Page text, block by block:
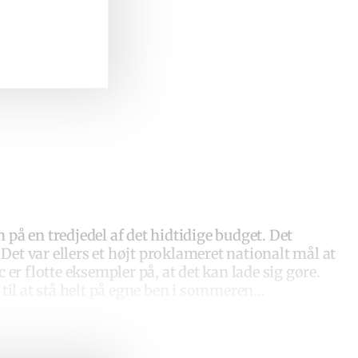
på en tredjedel af det hidtidige budget. Det
var ellers et højt proklameret nationalt mål at
flotte eksempler på, at det kan lade sig gøre.